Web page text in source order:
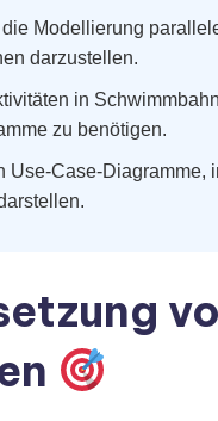
Modellierung
darzustellen.
in
zu benötigen.
Use-Case-Diagramme,